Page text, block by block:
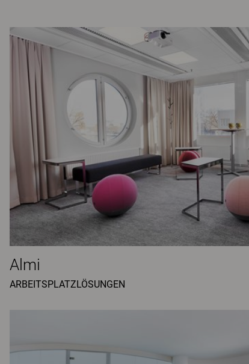
Almi
ARBEITSPLATZLÖSUNGEN